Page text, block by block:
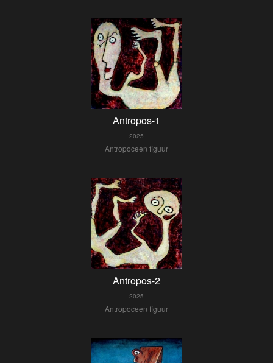
Antropos-1
2025
Antropoceen figuur
Antropos-2
2025
Antropoceen figuur